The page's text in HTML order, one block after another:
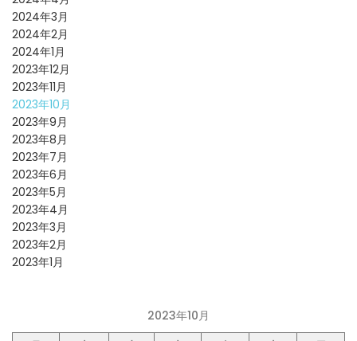
2024年3月
2024年2月
2024年1月
2023年12月
2023年11月
2023年10月
2023年9月
2023年8月
2023年7月
2023年6月
2023年5月
2023年4月
2023年3月
2023年2月
2023年1月
2023年10月